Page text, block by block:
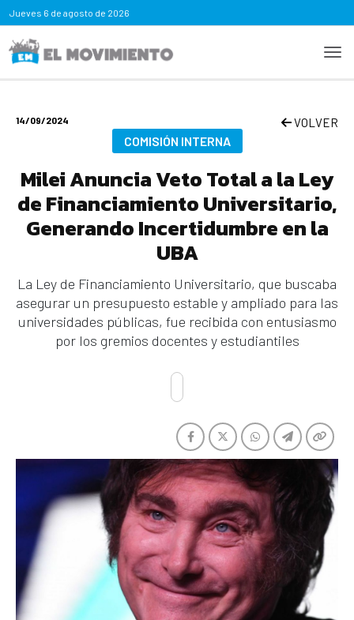
Jueves 6 de agosto de 2026
14/09/2024 VOLVER
COMISIÓN INTERNA
Milei Anuncia Veto Total a la Ley
de Financiamiento Universitario,
Generando Incertidumbre en la
UBA
La Ley de Financiamiento Universitario, que buscaba
asegurar un presupuesto estable y ampliado para las
universidades públicas, fue recibida con entusiasmo
por los gremios docentes y estudiantiles